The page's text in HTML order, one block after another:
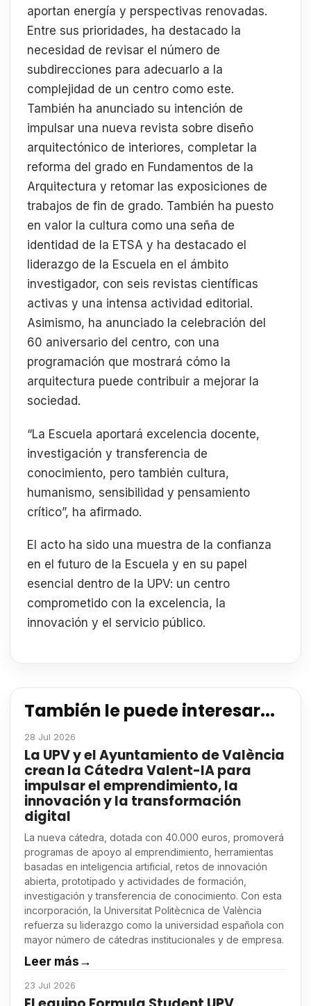
aportan energía y perspectivas renovadas.
Entre sus prioridades, ha destacado la
necesidad de revisar el número de
subdirecciones para adecuarlo a la
complejidad de un centro como este.
También ha anunciado su intención de
impulsar una nueva revista sobre diseño
arquitectónico de interiores, completar la
reforma del grado en Fundamentos de la
Arquitectura y retomar las exposiciones de
trabajos de fin de grado. También ha puesto
en valor la cultura como una seña de
identidad de la ETSA y ha destacado el
liderazgo de la Escuela en el ámbito
investigador, con seis revistas científicas
activas y una intensa actividad editorial.
Asimismo, ha anunciado la celebración del
60 aniversario del centro, con una
programación que mostrará cómo la
arquitectura puede contribuir a mejorar la
sociedad.
“La Escuela aportará excelencia docente,
investigación y transferencia de
conocimiento, pero también cultura,
humanismo, sensibilidad y pensamiento
crítico”, ha afirmado.
El acto ha sido una muestra de la confianza
en el futuro de la Escuela y en su papel
esencial dentro de la UPV: un centro
comprometido con la excelencia, la
innovación y el servicio público.
También le puede interesar...
28 Jul 2026
La UPV y el Ayuntamiento de València
crean la Cátedra Valent-IA para
impulsar el emprendimiento, la
innovación y la transformación
digital
La nueva cátedra, dotada con 40.000 euros, promoverá
programas de apoyo al emprendimiento, herramientas
basadas en inteligencia artificial, retos de innovación
abierta, prototipado y actividades de formación,
investigación y transferencia de conocimiento. Con esta
incorporación, la Universitat Politècnica de València
refuerza su liderazgo como la universidad española con
mayor número de cátedras institucionales y de empresa.
Leer más→
23 Jul 2026